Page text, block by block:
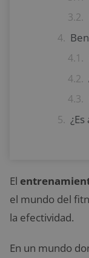
El
el mundo del
la efectividad.
En un mundo